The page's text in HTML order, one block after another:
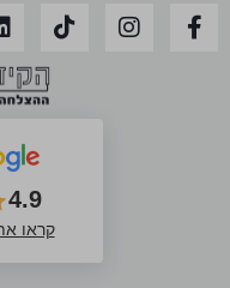
4.9
קראו את 17 ביקורות